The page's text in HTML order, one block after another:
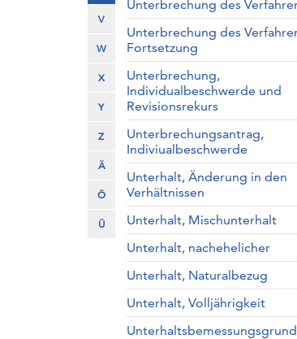
V
W
X
Y
Z
Ä
Ö
Ü
Unterbrechung des
Unterbrechung des
Fortsetzung
Unterbrechung,
Individualbeschwerde und
Revisionsrekurs
Unterbrechungsantrag,
Indiviualbeschwerde
Unterhalt, Änderung in den
Verhältnissen
Unterhalt, Mischunterhalt
Unterhalt, nachehelicher
Unterhalt, Naturalbezug
Unterhalt, Volljährigkeit